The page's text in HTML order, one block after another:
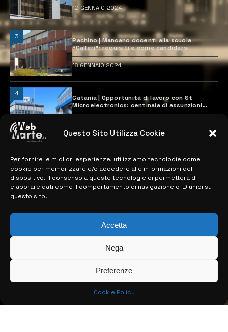
Questo Sito Utilizza Cookie
Per fornire le migliori esperienze, utilizziamo tecnologie come i
cookie per memorizzare e/o accedere alle informazioni del
dispositivo. Il consenso a queste tecnologie ci permetterà di
elaborare dati come il comportamento di navigazione o ID unici su
questo sito.
Accetta
Nega
Preferenze
Cookie Policy
12 GENNAIO 2024
3
Pachino | Mancano docenti alla scuola
“Calleri”: requisiti e come candidarsi
18 GENNAIO 2024
4
Catania | Opportunità di lavoro con St
Microelectronics: centinaia di assunzioni
previste
MAPPA DEL SITO
> NOTIZIE